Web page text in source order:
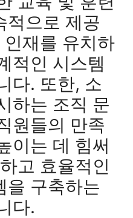
적으로 제공
재를 유치하
적인 시스템
다. 또한, 소
하는 조직 문
원들의 만족
이는 데 힘써
고 효율적인
을 구축하는
다.